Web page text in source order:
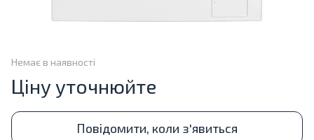
Немає в наявності
Ціну уточнюйте
Повідомити, коли з'явиться